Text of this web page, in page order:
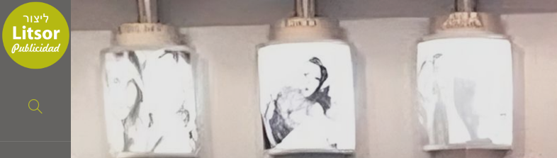
Navegación
Inicio
Portafolio